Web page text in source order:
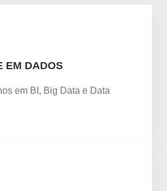
EM DADOS
em BI, Big Data e Data